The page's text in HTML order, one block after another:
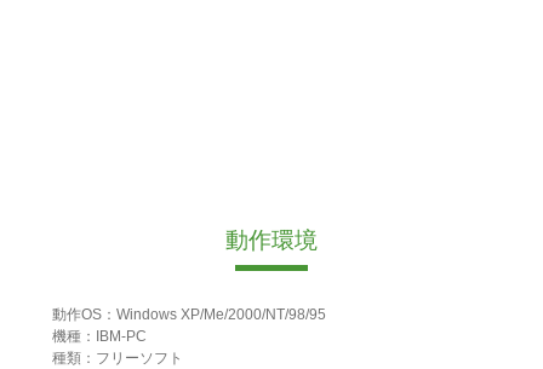
動作環境
動作OS：Windows XP/Me/2000/NT/98/95
機種：IBM-PC
種類：フリーソフト